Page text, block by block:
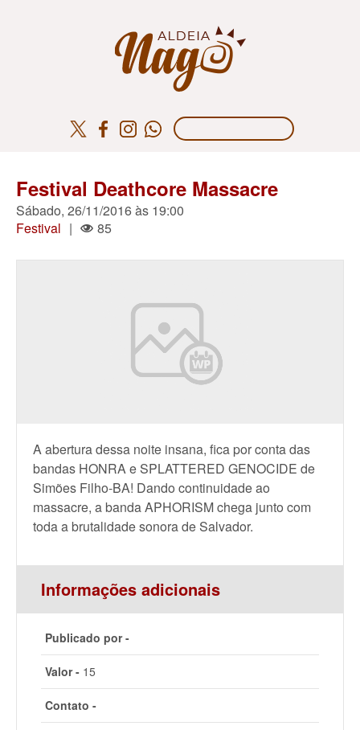
Festival Deathcore Massacre
Sábado, 26/11/2016 às 19:00
Festival | 85
A abertura dessa noite insana, fica por conta das
bandas HONRA e SPLATTERED GENOCIDE de
Simões Filho-BA! Dando continuidade ao
massacre, a banda APHORISM chega junto com
toda a brutalidade sonora de Salvador.
Informações adicionais
Publicado por -
Valor - 15
Contato -